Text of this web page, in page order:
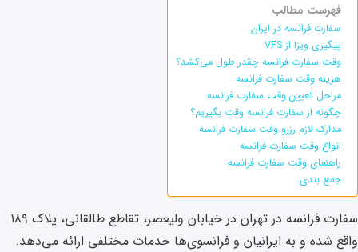
فهرست مطالب
سفارت فرانسه در ایران
پیگیری ویزا از VFS
وقت سفارت فرانسه چقدر طول می‌کشد؟
هزینه وقت سفارت فرانسه
مراحل تعیین وقت سفارت فرانسه
چگونه از سفارت فرانسه وقت بگیریم؟
مدارک لازم رزرو وقت سفارت فرانسه
انواع وقت سفارت فرانسه
راهنمای وقت سفارت فرانسه
جمع بندی
سفارت فرانسه در تهران در خیابان ولیعصر، تقاطع طالقانی، پلاک ۱۸۹
واقع شده و به ایرانیان و فرانسوی‌ها خدمات مختلفی ارائه می‌دهد.